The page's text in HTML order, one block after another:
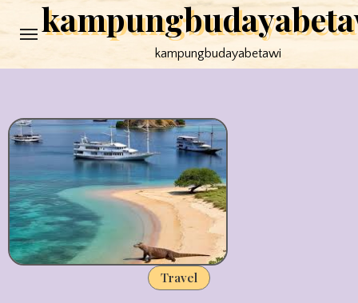
to
kampungbudayabetawi
Travel